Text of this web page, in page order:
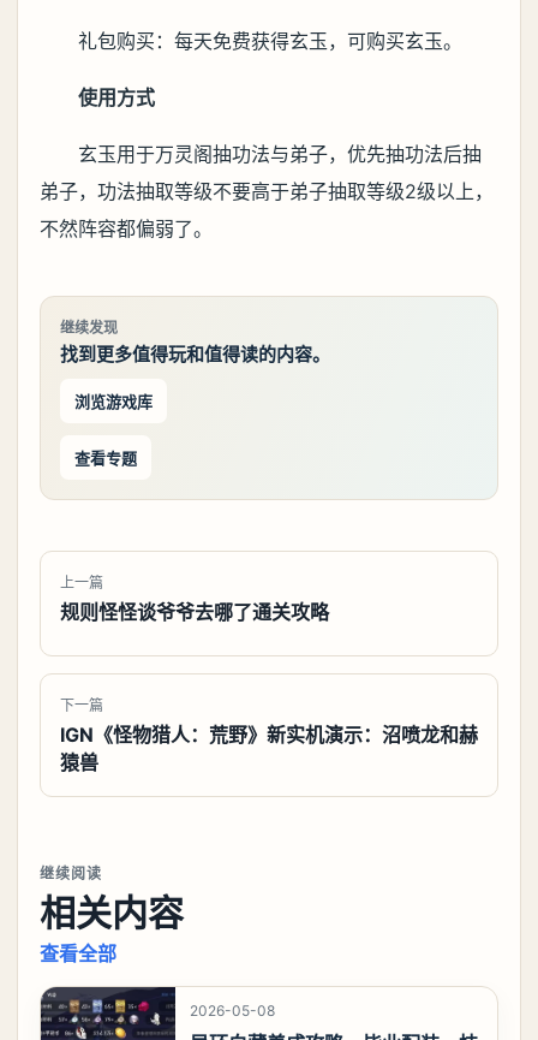
礼包购买：每天免费获得玄玉，可购买玄玉。
使用方式
玄玉用于万灵阁抽功法与弟子，优先抽功法后抽
弟子，功法抽取等级不要高于弟子抽取等级2级以上，
不然阵容都偏弱了。
继续发现
找到更多值得玩和值得读的内容。
浏览游戏库
查看专题
上一篇
规则怪怪谈爷爷去哪了通关攻略
下一篇
IGN《怪物猎人：荒野》新实机演示：沼喷龙和赫
猿兽
继续阅读
相关内容
查看全部
2026-05-08